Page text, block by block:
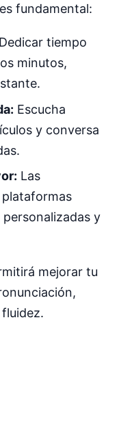
fundamental:
Dedicar tiempo
minutos,
Escucha
y conversa
Las
y
mejorar tu